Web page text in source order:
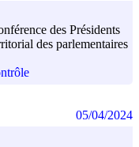
des Présidents
des parlementaires
05/04/2024